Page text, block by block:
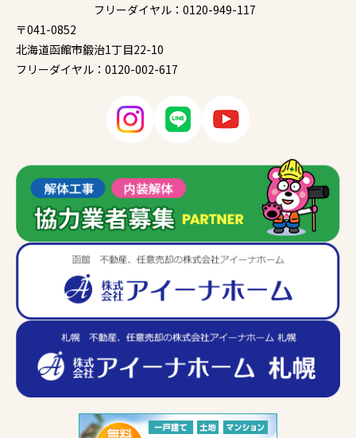
フリーダイヤル：0120-949-117
〒041-0852
北海道函館市鍛治1丁目22-10
フリーダイヤル：0120-002-617